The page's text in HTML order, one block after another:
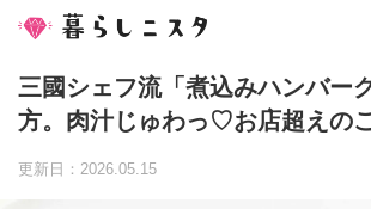
三國シェフ流「煮込みハンバー
方。肉汁じゅわっ♡お店超えの
更新日：2026.05.15